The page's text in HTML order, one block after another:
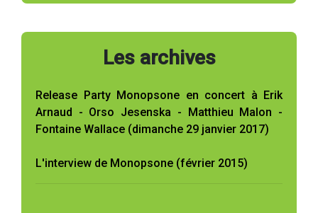
Les archives
Release Party Monopsone en concert à Erik
Arnaud - Orso Jesenska - Matthieu Malon -
Fontaine Wallace (dimanche 29 janvier 2017)
L'interview de Monopsone (février 2015)